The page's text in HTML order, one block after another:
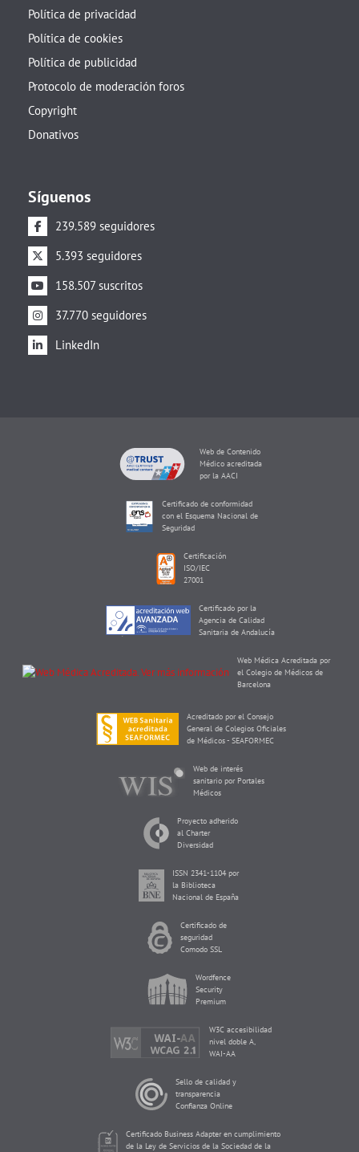
Política de privacidad
Política de cookies
Política de publicidad
Protocolo de moderación foros
Copyright
Donativos
Síguenos
239.589 seguidores
5.393 seguidores
158.507 suscritos
37.770 seguidores
LinkedIn
Web de Contenido
Médico acreditada
por la AACI
Certificado de conformidad
con el Esquema Nacional de
Seguridad
Certificación
ISO/IEC
27001
Certificado por la
Agencia de Calidad
Sanitaria de Andalucía
Web Médica Acreditada por
el Colegio de Médicos de
Barcelona
Acreditado por el Consejo
General de Colegios Oficiales
de Médicos - SEAFORMEC
Web de interés
sanitario por Portales
Médicos
Proyecto adherido
al Charter
Diversidad
ISSN 2341-1104 por
la Biblioteca
Nacional de España
Certificado de
seguridad
Comodo SSL
Wordfence
Security
Premium
W3C accesibilidad
nivel doble A,
WAI-AA
Sello de calidad y
transparencia
Confianza Online
Certificado Business Adapter en cumplimiento
de la Ley de Servicios de la Sociedad de la